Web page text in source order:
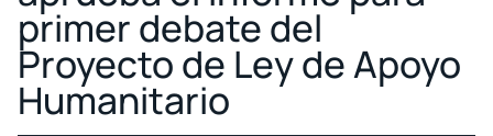
primer debate del
Proyecto de Ley de Apoyo
Humanitario